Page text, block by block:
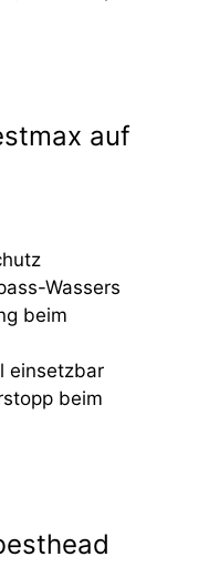
auf
Wassers
beim
einsetzbar
beim